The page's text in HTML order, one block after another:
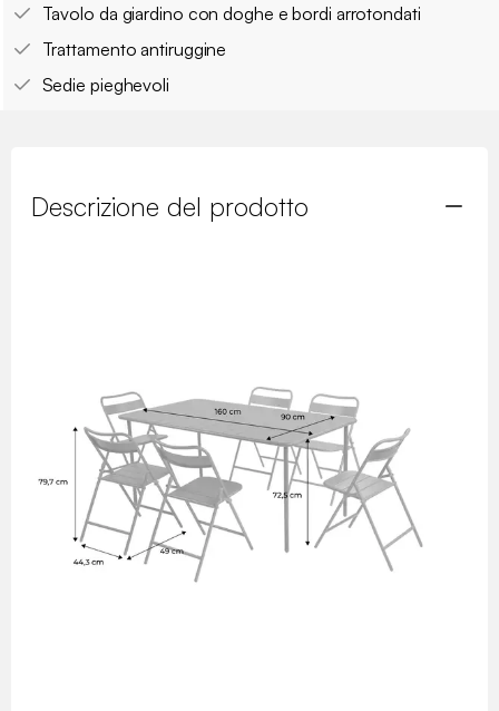
Tavolo da giardino con doghe e bordi arrotondati
Trattamento antiruggine
Sedie pieghevoli
Descrizione del prodotto